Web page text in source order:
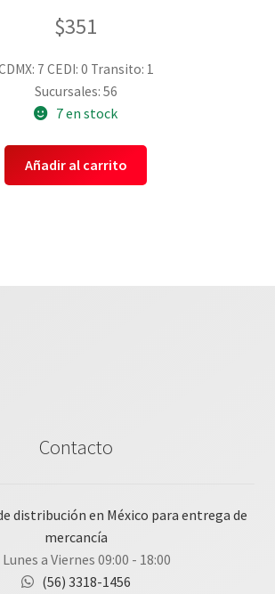
$351
7 CEDI: 0 Transito: 1
Sucursales: 56
7 en stock
Añadir al carrito
Contacto
distribución en México para entrega de
mercancía
Lunes a Viernes 09:00 - 18:00
(56) 3318-1456